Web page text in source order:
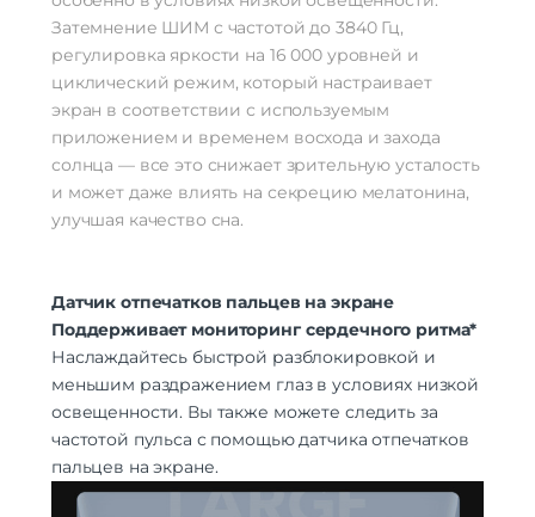
Затемнение ШИМ с частотой до 3840 Гц,
регулировка яркости на 16 000 уровней и
циклический режим, который настраивает
экран в соответствии с используемым
приложением и временем восхода и захода
солнца — все это снижает зрительную усталость
и может даже влиять на секрецию мелатонина,
улучшая качество сна.
Датчик отпечатков пальцев на экране
Поддерживает мониторинг сердечного ритма*
Наслаждайтесь быстрой разблокировкой и
меньшим раздражением глаз в условиях низкой
освещенности. Вы также можете следить за
частотой пульса с помощью датчика отпечатков
пальцев на экране.